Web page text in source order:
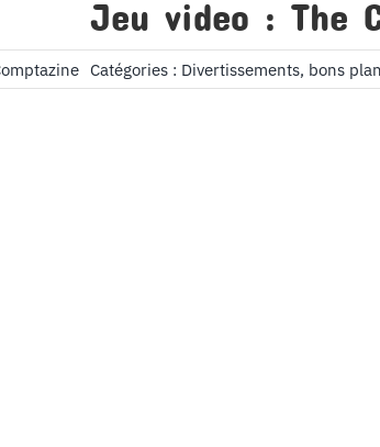
Jeu video : The
Catégories : Divertissements, bons